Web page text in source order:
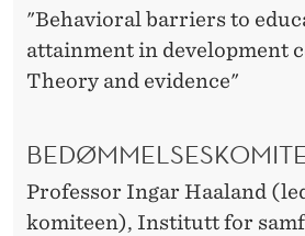
"Behavioral barriers to
attainment in development
Theory and evidence"
Professor Ingar Haaland
komiteen), Institutt for